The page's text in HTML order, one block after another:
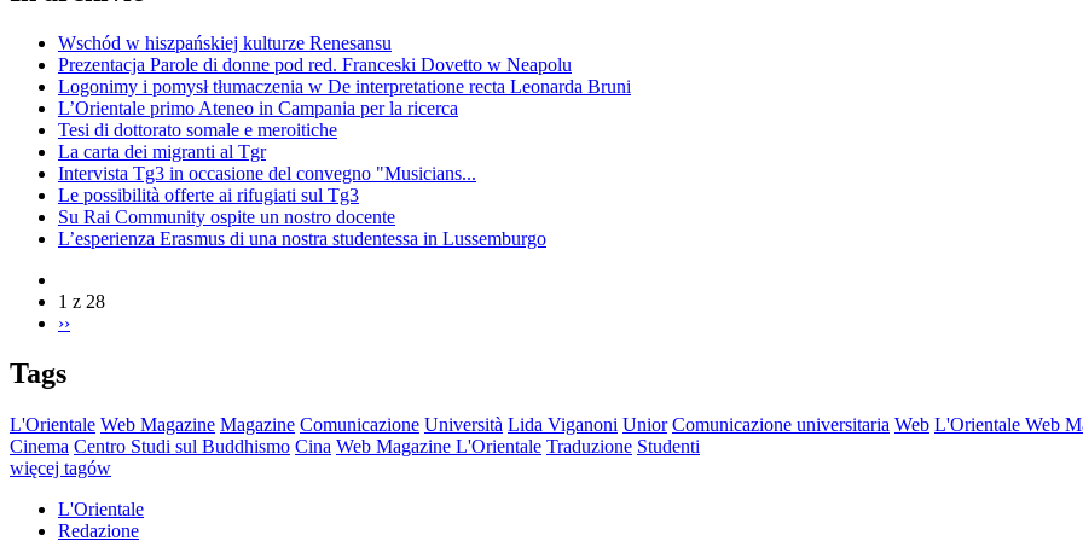
Wschód w hiszpańskiej kulturze Renesansu
Prezentacja Parole di donne pod red. Franceski Dovetto w Neapolu
Logonimy i pomysł tłumaczenia w De interpretatione recta Leonarda Bruni
L’Orientale primo Ateneo in Campania per la ricerca
Tesi di dottorato somale e meroitiche
La carta dei migranti al Tgr
Intervista Tg3 in occasione del convegno "Musicians...
Le possibilità offerte ai rifugiati sul Tg3
Su Rai Community ospite un nostro docente
L’esperienza Erasmus di una nostra studentessa in Lussemburgo
1 z 28
››
Tags
L'Orientale Web Magazine Magazine Comunicazione Università Lida Viganoni Unior Comunicazione universitaria Web L'Orientale Web
Cinema Centro Studi sul Buddhismo Cina Web Magazine L'Orientale Traduzione Studenti
więcej tagów
L'Orientale
Redazione